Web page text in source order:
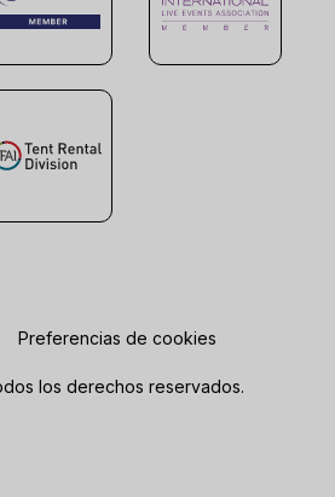
los derechos reservados.
Preferencias de cookies